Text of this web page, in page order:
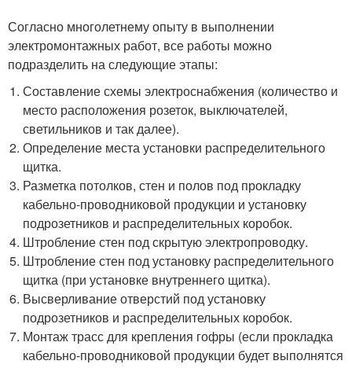
Согласно многолетнему опыту в выполнении
электромонтажных работ, все работы можно
подразделить на следующие этапы:
Составление схемы электроснабжения (количество и
место расположения розеток, выключателей,
светильников и так далее).
Определение места установки распределительного
щитка.
Разметка потолков, стен и полов под прокладку
кабельно-проводниковой продукции и установку
подрозетников и распределительных коробок.
Штробление стен под скрытую электропроводку.
Штробление стен под установку распределительного
щитка (при установке внутреннего щитка).
Высверливание отверстий под установку
подрозетников и распределительных коробок.
Монтаж трасс для крепления гофры (если прокладка
кабельно-проводниковой продукции будет выполнятся